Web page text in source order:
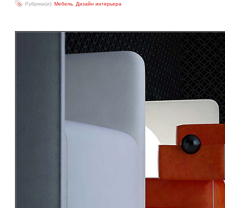
Рубрика(и): Мебель Дизайн интерьера